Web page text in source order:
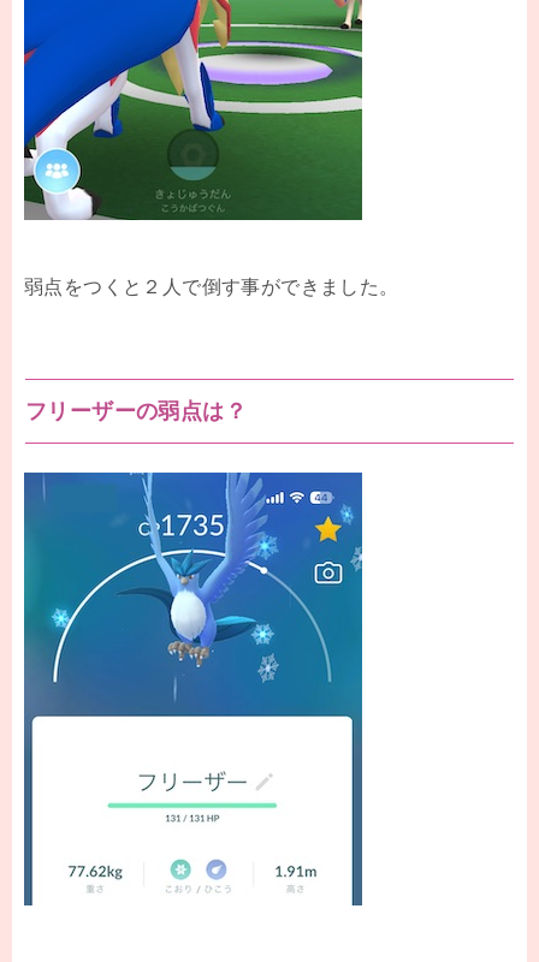
弱点をつくと２人で倒す事ができました。
フリーザーの弱点は？